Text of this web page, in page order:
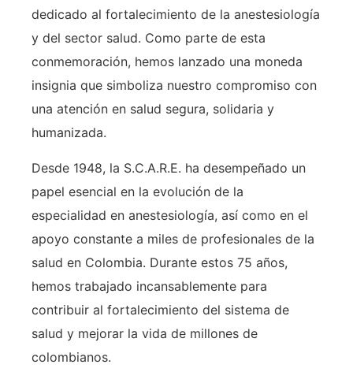
dedicado al fortalecimiento de la anestesiología
y del sector salud. Como parte de esta
conmemoración, hemos lanzado una moneda
insignia que simboliza nuestro compromiso con
una atención en salud segura, solidaria y
humanizada.
Desde 1948, la S.C.A.R.E. ha desempeñado un
papel esencial en la evolución de la
especialidad en anestesiología, así como en el
apoyo constante a miles de profesionales de la
salud en Colombia. Durante estos 75 años,
hemos trabajado incansablemente para
contribuir al fortalecimiento del sistema de
salud y mejorar la vida de millones de
colombianos.